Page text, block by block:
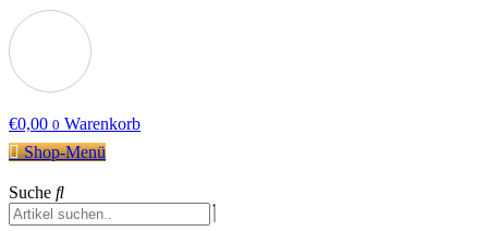
€0,00 0 Warenkorb
Shop-Menü
Suche